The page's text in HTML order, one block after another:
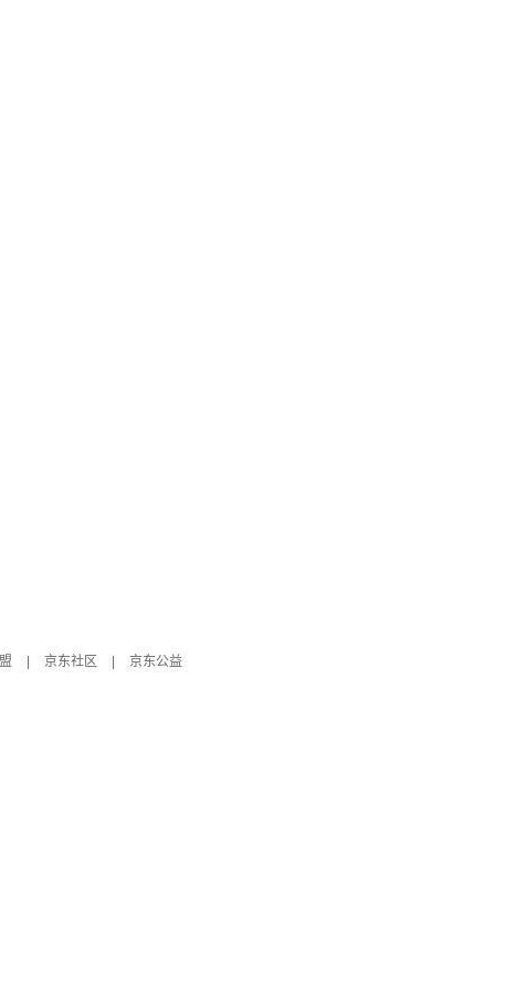
京东社区
京东公益